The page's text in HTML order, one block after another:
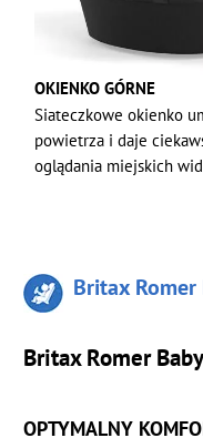
OKIENKO GÓRNE
Siateczkowe okienko
powietrza i daje
oglądania miejskich
Britax Romer
Britax Romer
OPTYMALNY